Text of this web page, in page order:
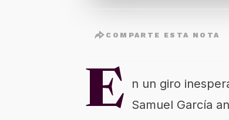
COMPARTE ESTA NOTA
E
n un giro
Samuel García